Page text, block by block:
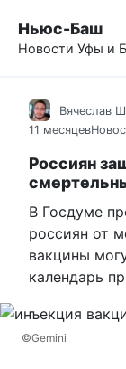
контенту
Ньюс-Баш
Новости Уфы и
Вячеслав
11 месяцев
Россиян
В Госдуме
россиян от
вакцины
календарь
©Gemini